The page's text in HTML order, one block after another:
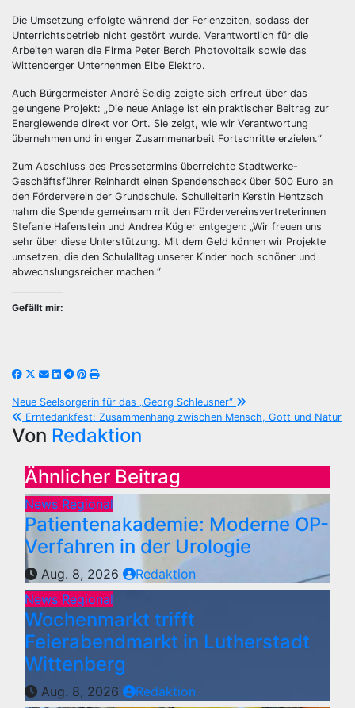
Die Umsetzung erfolgte während der Ferienzeiten, sodass der
Unterrichtsbetrieb nicht gestört wurde. Verantwortlich für die
Arbeiten waren die Firma Peter Berch Photovoltaik sowie das
Wittenberger Unternehmen Elbe Elektro.
Auch Bürgermeister André Seidig zeigte sich erfreut über das
gelungene Projekt: „Die neue Anlage ist ein praktischer Beitrag zur
Energiewende direkt vor Ort. Sie zeigt, wie wir Verantwortung
übernehmen und in enger Zusammenarbeit Fortschritte erzielen.“
Zum Abschluss des Pressetermins überreichte Stadtwerke-
Geschäftsführer Reinhardt einen Spendenscheck über 500 Euro an
den Förderverein der Grundschule. Schulleiterin Kerstin Hentzsch
nahm die Spende gemeinsam mit den Fördervereinsvertreterinnen
Stefanie Hafenstein und Andrea Kügler entgegen: „Wir freuen uns
sehr über diese Unterstützung. Mit dem Geld können wir Projekte
umsetzen, die den Schulalltag unserer Kinder noch schöner und
abwechslungsreicher machen.“
Gefällt mir:
Beitragsnavigation
Neue Seelsorgerin für das „Georg Schleusner“
Erntedankfest: Zusammenhang zwischen Mensch, Gott und Natur
Von Redaktion
Ähnlicher Beitrag
News Regional
Patientenakademie: Moderne OP-
Verfahren in der Urologie
Aug. 8, 2026
Redaktion
News Regional
Wochenmarkt trifft
Feierabendmarkt in Lutherstadt
Wittenberg
Aug. 8, 2026
Redaktion